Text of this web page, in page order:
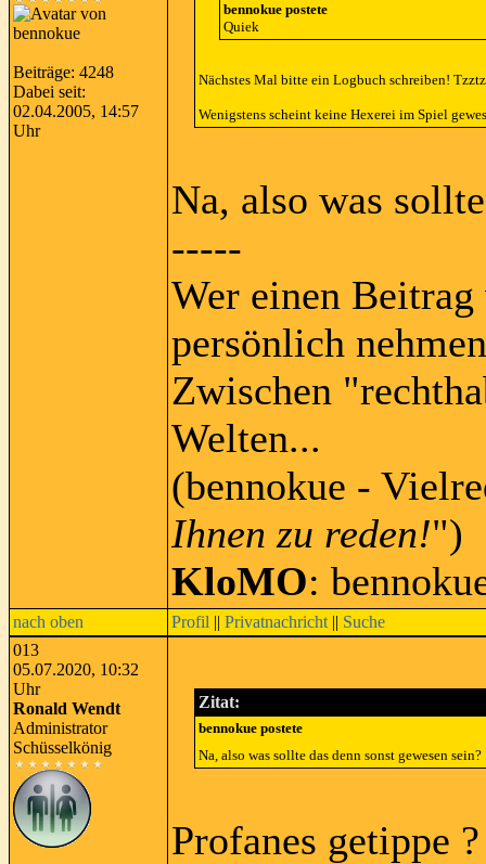
Beiträge: 4248
Dabei seit:
02.04.2005, 14:57
Uhr
bennokue postete
Quiek
Nächstes Mal bitte ein Logbuch schreiben!
Wenigstens scheint keine Hexerei im Spiel
Na, also was
-----
Wer einen
persönlich
Zwischen
Welten...
(bennokue -
Ihnen zu reden!")
KloMO:
nach oben Profil || Privatnachricht || Suche
013
05.07.2020, 10:32
Uhr
Ronald Wendt
Administrator
Schüsselkönig
Zitat:
bennokue postete
Na, also was sollte das denn sonst gewesen sein?
Profanes getippe ?